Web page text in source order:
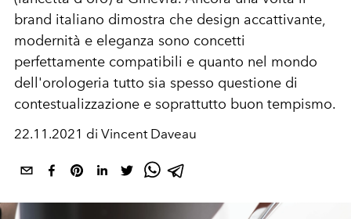
brand italiano dimostra che design accattivante,
modernità e eleganza sono concetti
perfettamente compatibili e quanto nel mondo
dell'orologeria tutto sia spesso questione di
contestualizzazione e soprattutto buon tempismo.
22.11.2021 di Vincent Daveau